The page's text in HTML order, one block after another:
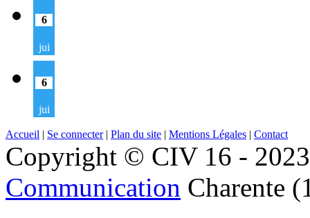
6
jui
6
jui
Accueil | Se connecter| Plan du site | Mentions Légales | Contact
Copyright © CIV 16 -
Communication Charente